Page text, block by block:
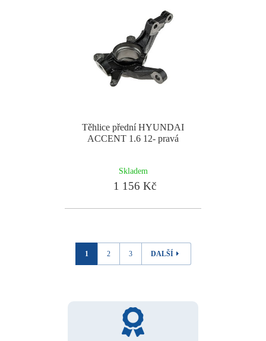
Těhlice přední HYUNDAI
ACCENT 1.6 12- pravá
Skladem
1 156 Kč
1 2 3 DALŠÍ